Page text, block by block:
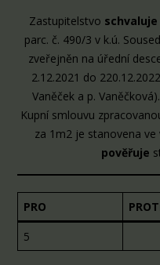
Zastupitelstvo schvaluje
parc. č. 490/3 v k.ú.
zveřejněn na úřední
2.12.2021 do
Vaněček a p.
Kupní smlouvu
za 1m2 je stanovena
pověřuje
PRO
5